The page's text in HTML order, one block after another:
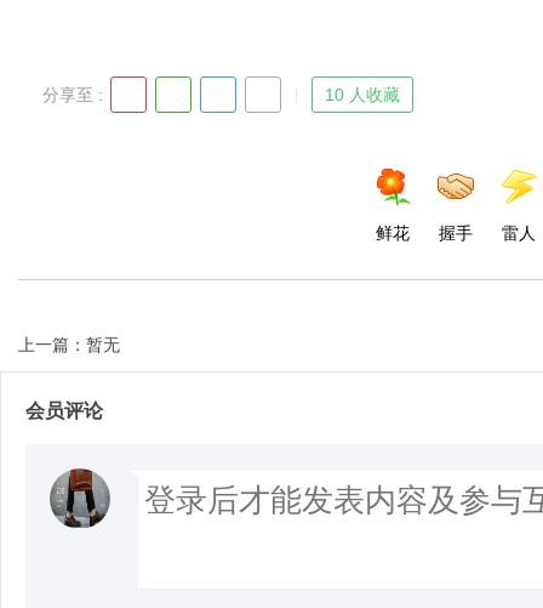
分享至 : 10 人收藏
鲜花 握手 雷人
上一篇：暂无
会员评论